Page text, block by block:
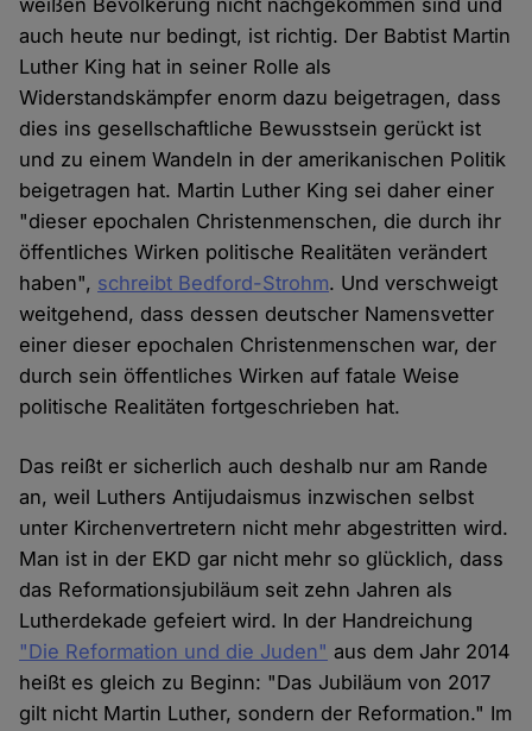
weißen Bevölkerung nicht nachgekommen sind und
auch heute nur bedingt, ist richtig. Der Babtist Martin
Luther King hat in seiner Rolle als
Widerstandskämpfer enorm dazu beigetragen, dass
dies ins gesellschaftliche Bewusstsein gerückt ist
und zu einem Wandeln in der amerikanischen Politik
beigetragen hat. Martin Luther King sei daher einer
"dieser epochalen Christenmenschen, die durch ihr
öffentliches Wirken politische Realitäten verändert
haben", schreibt Bedford-Strohm. Und verschweigt
weitgehend, dass dessen deutscher Namensvetter
einer dieser epochalen Christenmenschen war, der
durch sein öffentliches Wirken auf fatale Weise
politische Realitäten fortgeschrieben hat.
Das reißt er sicherlich auch deshalb nur am Rande
an, weil Luthers Antijudaismus inzwischen selbst
unter Kirchenvertretern nicht mehr abgestritten wird.
Man ist in der EKD gar nicht mehr so glücklich, dass
das Reformationsjubiläum seit zehn Jahren als
Lutherdekade gefeiert wird. In der Handreichung
"Die Reformation und die Juden" aus dem Jahr 2014
heißt es gleich zu Beginn: "Das Jubiläum von 2017
gilt nicht Martin Luther, sondern der Reformation." Im